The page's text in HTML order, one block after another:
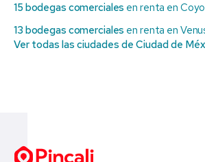
15 bodegas comerciales en renta en
13 bodegas comerciales en renta en
Ver todas las ciudades de Ciudad de